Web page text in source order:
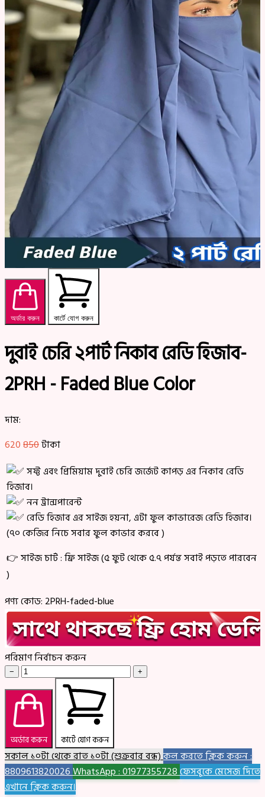
অর্ডার করুন কার্টে যোগ করুন
দুবাই চেরি ২পার্ট নিকাব রেডি হিজাব-
2PRH - Faded Blue Color
দাম:
620850টাকা
সফ্ট এবং প্রিমিয়াম দুবাই চেরি জর্জেট কাপড় এর নিকাব রেডি
হিজাব।
নন ট্রান্সপারেন্ট
রেডি হিজাব এর সাইজ হয়না, এটা ফুল কাভারেজ রেডি হিজাব।
(৭০ কেজির নিচে সবার ফুল কাভার করবে )
👉 সাইজ চার্ট : ফ্রি সাইজ (৫ ফুট থেকে ৫.৭ পর্যন্ত সবাই পড়তে পারবেন
)
পণ্য কোড: 2PRH-faded-blue
পরিমাণ নির্বাচন করুন
− +
অর্ডার করুন কার্টে যোগ করুন
সকাল ১০টা থেকে রাত ১০টা (শুক্রবার বন্ধ)কল করতে ক্লিক করুন :
8809613820026WhatsApp : 01977355728ফেসবুকে মেসেজ দিতে
এখানে ক্লিক করুন।